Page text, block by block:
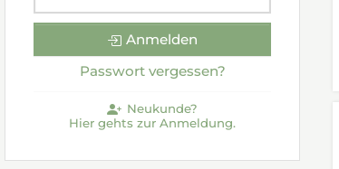
Anmelden
Passwort vergessen?
Neukunde?
Hier gehts zur Anmeldung.